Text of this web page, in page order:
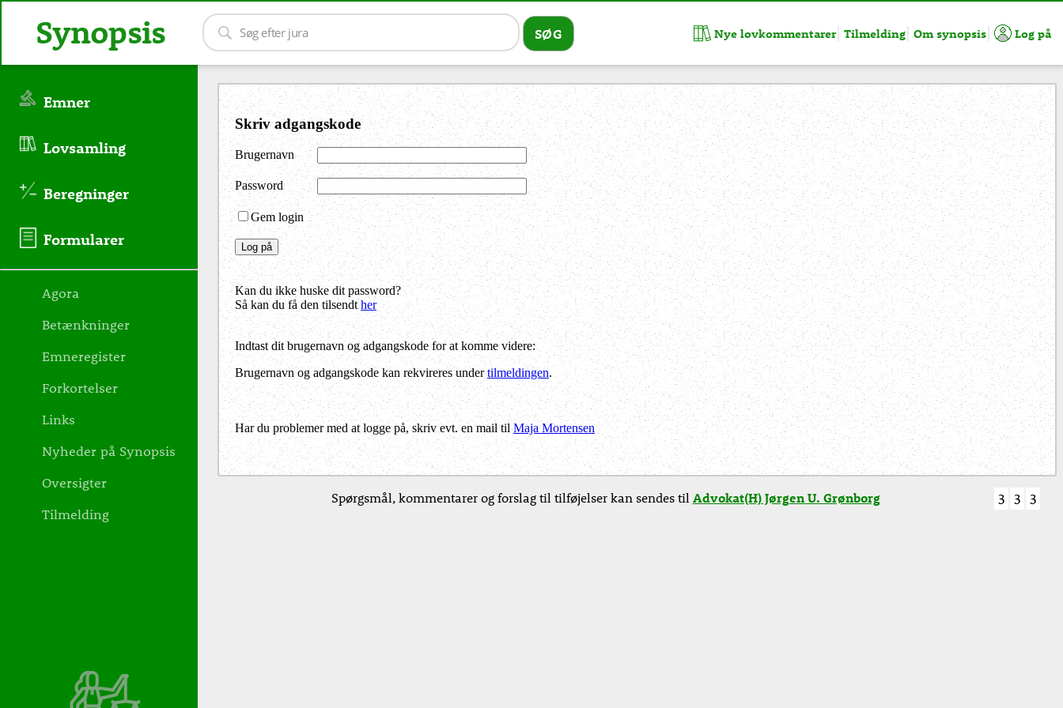
Skriv adgangskode
Brugernavn
Password
Gem login
Kan du ikke huske dit password?
Så kan du få den tilsendther
Indtast dit brugernavn og adgangskode for at komme videre:
Brugernavn og adgangskode kan rekvireres undertilmeldingen.
Har du problemer med at logge på, skriv evt. en mail tilMaja Mortensen
Emner
Lovsamling
Beregninger
Formularer
Agora
Betænkninger
Emneregister
Forkortelser
Links
Nyheder på Synopsis
Oversigter
Tilmelding
Synopsis Nye lovkommentarer Tilmelding Om synopsis Log på
Spørgsmål, kommentarer og forslag til tilføjelser kan sendes tilAdvokat(H) Jørgen U. Grønborg 3 3 3